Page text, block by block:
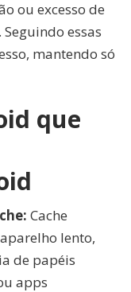
ou excesso de
essas
mantendo só
que
Cache
lento,
de papéis
apps